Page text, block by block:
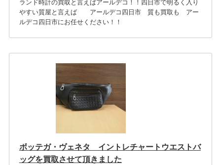
ランド時計の買取と言えばアールデコ！！四日市で明るく入り
やすい質屋と言えば アールデコ四日市 質も買取も アー
ルデコ四日市にお任せください！！
ボッテガ・ヴェネタ イントレチャートウエストバ
ッグを買取させて頂きました